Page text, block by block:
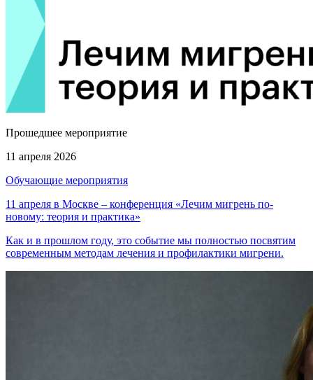
Прошедшее мероприятие
11 апреля 2026
Обучающие мероприятия
11 апреля в Москве – конференция «Лечим мигрень по-
новому: теория и практика»
Как и в прошлом году, это событие мы полностью посвятим
современным методам лечения и профилактики мигрени.